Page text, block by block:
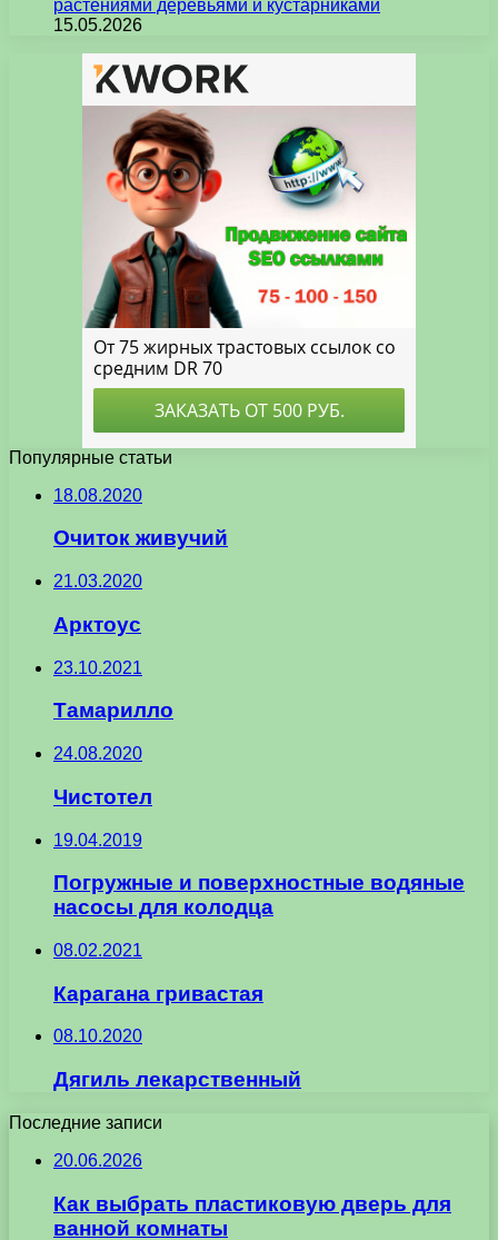
растениями деревьями и кустарниками
15.05.2026
Популярные статьи
18.08.2020
Очиток живучий
21.03.2020
Арктоус
23.10.2021
Тамарилло
24.08.2020
Чистотел
19.04.2019
Погружные и поверхностные водяные
насосы для колодца
08.02.2021
Карагана гривастая
08.10.2020
Дягиль лекарственный
Последние записи
20.06.2026
Как выбрать пластиковую дверь для
ванной комнаты